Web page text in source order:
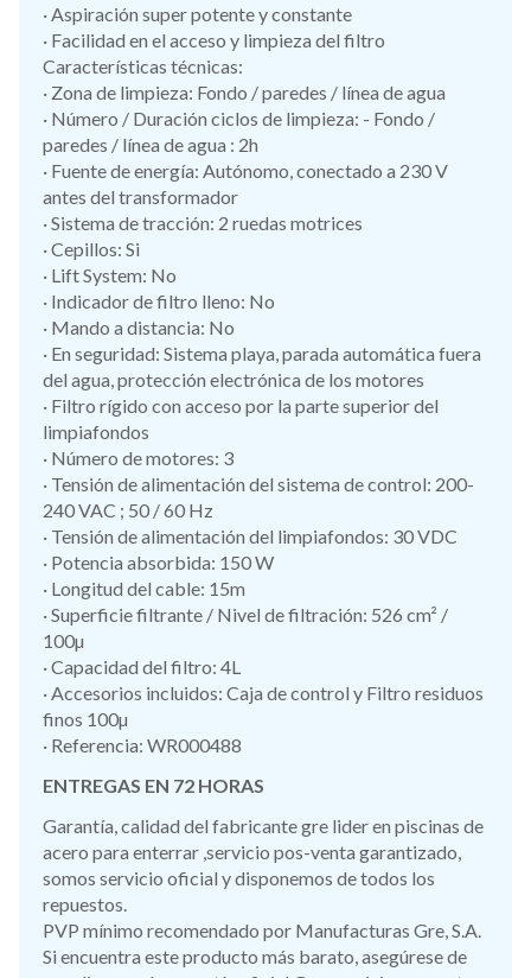
· Aspiración super potente y constante
· Facilidad en el acceso y limpieza del filtro
Características técnicas:
· Zona de limpieza: Fondo / paredes / línea de agua
· Número / Duración ciclos de limpieza: - Fondo /
paredes / línea de agua : 2h
· Fuente de energía: Autónomo, conectado a 230 V
antes del transformador
· Sistema de tracción: 2 ruedas motrices
· Cepillos: Si
· Lift System: No
· Indicador de filtro lleno: No
· Mando a distancia: No
· En seguridad: Sistema playa, parada automática fuera
del agua, protección electrónica de los motores
· Filtro rígido con acceso por la parte superior del
limpiafondos
· Número de motores: 3
· Tensión de alimentación del sistema de control: 200-
240 VAC ; 50 / 60 Hz
· Tensión de alimentación del limpiafondos: 30 VDC
· Potencia absorbida: 150 W
· Longitud del cable: 15m
· Superficie filtrante / Nivel de filtración: 526 cm² /
100µ
· Capacidad del filtro: 4L
· Accesorios incluidos: Caja de control y Filtro residuos
finos 100µ
· Referencia: WR000488
ENTREGAS EN 72 HORAS
Garantía, calidad del fabricante gre lider en piscinas de
acero para enterrar ,servicio pos-venta garantizado,
somos servicio oficial y disponemos de todos los
repuestos.
PVP mínimo recomendado por Manufacturas Gre, S.A.
Si encuentra este producto más barato, asegúrese de